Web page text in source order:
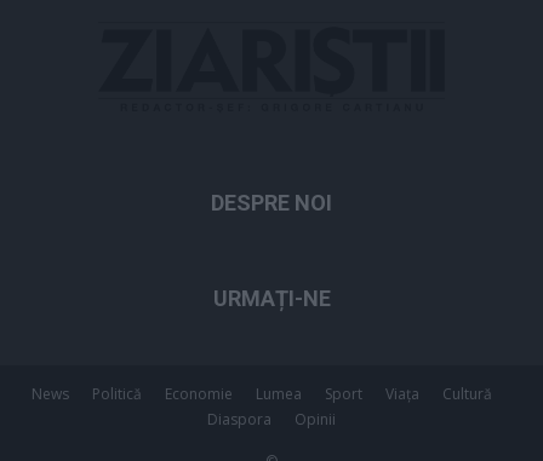
DESPRE NOI
URMAȚI-NE
News Politică Economie Lumea Sport Viața
Cultură
Diaspora
Opinii